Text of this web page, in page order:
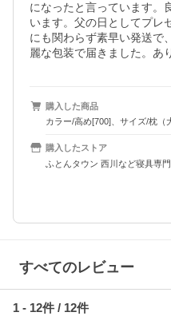
になったと言っています。
います。父の日としてプレ
にも関わらず素早い発送で
麗な包装で届きました。あ
購入した商品
カラー/高め[700]、サイズ/枕（
購入したストア
ふとんタウン 西川など寝具専
すべてのレビュー
1 - 12件 / 12件